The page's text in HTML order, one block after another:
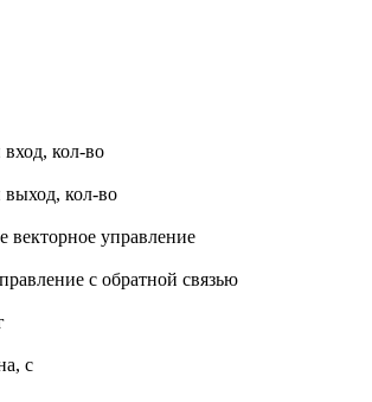
кол-во
кол-во
векторное управление
с обратной связью
с